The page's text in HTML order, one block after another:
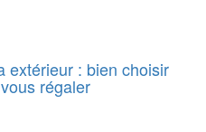
extérieur : bien choisir
régaler